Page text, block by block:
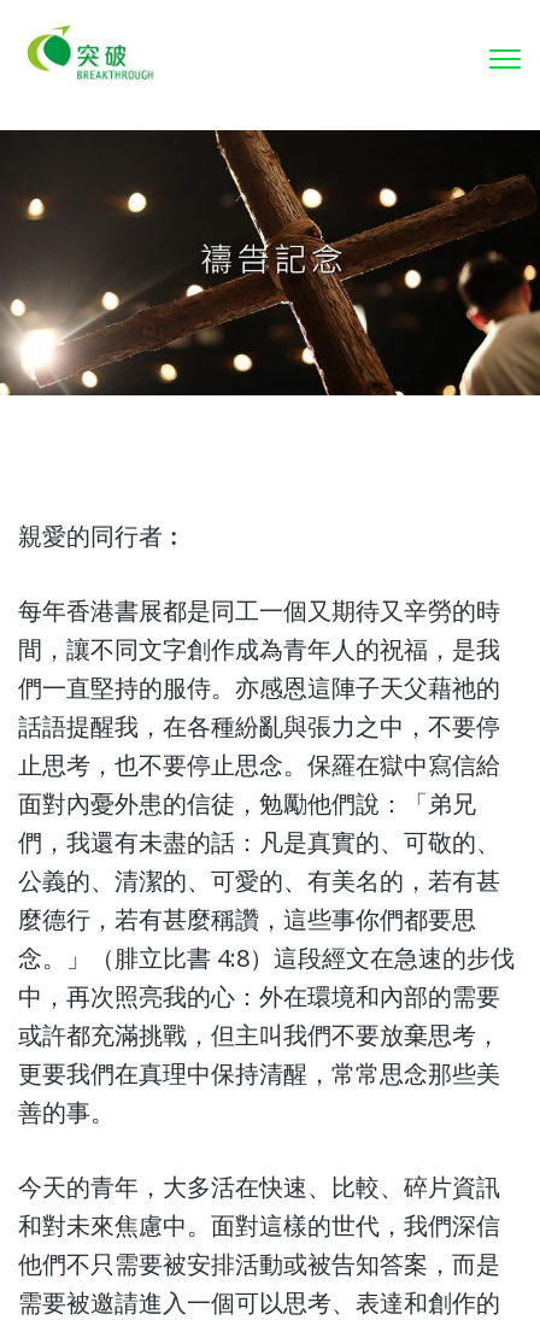
親愛的同行者︰
每年香港書展都是同工一個又期待又辛勞的時
間，讓不同文字創作成為青年人的祝福，是我
們一直堅持的服侍。亦感恩這陣子天父藉祂的
話語提醒我，在各種紛亂與張力之中，不要停
止思考，也不要停止思念。保羅在獄中寫信給
面對內憂外患的信徒，勉勵他們說：「弟兄
們，我還有未盡的話：凡是真實的、可敬的、
公義的、清潔的、可愛的、有美名的，若有甚
麼德行，若有甚麼稱讚，這些事你們都要思
念。」（腓立比書 4:8）這段經文在急速的步伐
中，再次照亮我的心：外在環境和內部的需要
或許都充滿挑戰，但主叫我們不要放棄思考，
更要我們在真理中保持清醒，常常思念那些美
善的事。
今天的青年，大多活在快速、比較、碎片資訊
和對未來焦慮中。面對這樣的世代，我們深信
他們不只需要被安排活動或被告知答案，而是
需要被邀請進入一個可以思考、表達和創作的